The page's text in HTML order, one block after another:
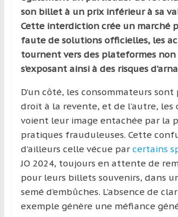
son billet à un prix inférieur à sa
Cette interdiction crée un marché
faute de solutions officielles, les
tournent vers des plateformes non
s’exposant ainsi à des risques
D’un côté, les consommateurs
droit à la revente, et de l’autre, les
voient leur image entachée par la
pratiques frauduleuses. Cette
d’ailleurs celle vécue par certains
JO 2024, toujours en attente de
pour leurs billets souvenirs, dans
semé d’embûches. L’absence de
exemple génère une méfiance